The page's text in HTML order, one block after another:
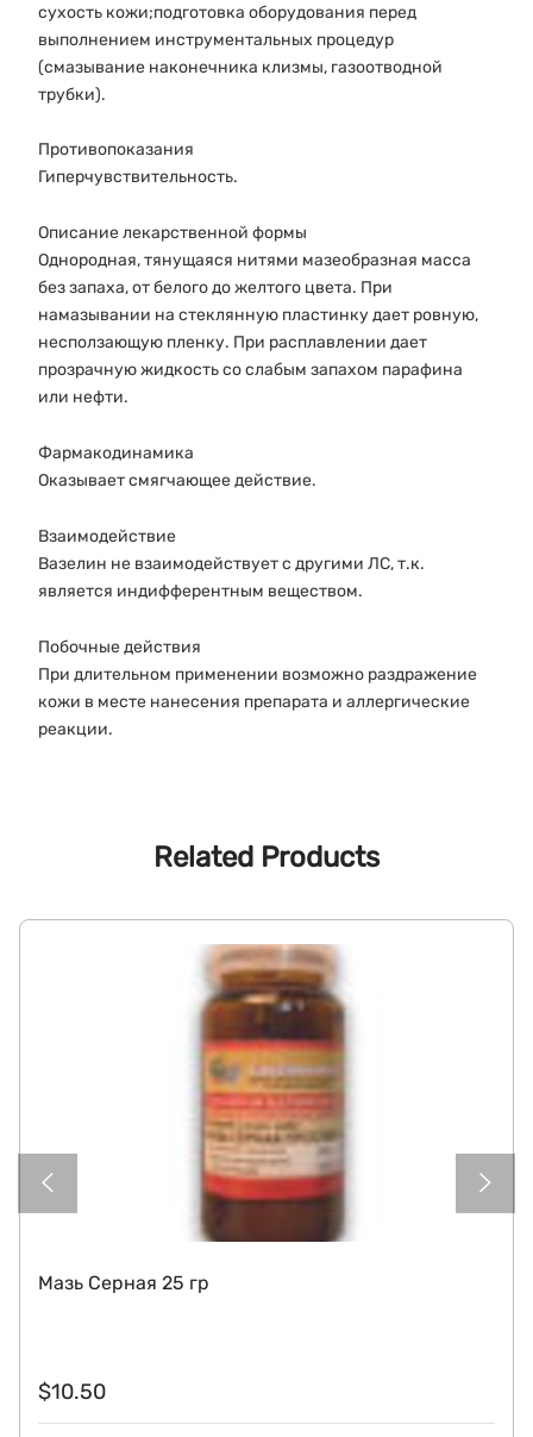
сухость кожи;подготовка оборудования перед
выполнением инструментальных процедур
(смазывание наконечника клизмы, газоотводной
трубки).
Противопоказания
Гиперчувствительность.
Описание лекарственной формы
Однородная, тянущаяся нитями мазеобразная масса
без запаха, от белого до желтого цвета. При
намазывании на стеклянную пластинку дает ровную,
несползающую пленку. При расплавлении дает
прозрачную жидкость со слабым запахом парафина
или нефти.
Фармакодинамика
Оказывает смягчающее действие.
Взаимодействие
Вазелин не взаимодействует с другими ЛС, т.к.
является индифферентным веществом.
Побочные действия
При длительном применении возможно раздражение
кожи в месте нанесения препарата и аллергические
реакции.
Related Products
Мазь Серная 25 гр
$10.50